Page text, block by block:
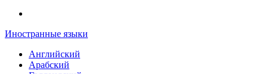
Иностранные языки
Английский
Арабский